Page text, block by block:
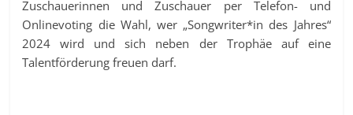
Zuschauerinnen und Zuschauer per Telefon- und
Onlinevoting die Wahl, wer „Songwriter*in des Jahres“
2024 wird und sich neben der Trophäe auf eine
Talentförderung freuen darf.